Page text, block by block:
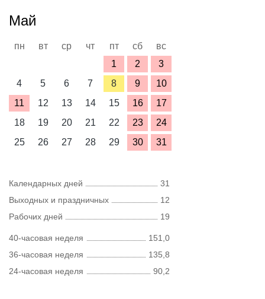
Май
пн вт ср чт пт сб
вс
1
2
3
4
5 6 7 8 9
10
11
12 13 14 15 16
17
18
19 20 21 22 23
24
25
26 27 28 29 30 31
Календарных дней
31
Выходных и праздничных
12
Рабочих дней
19
40-часовая неделя
151,0
36-часовая неделя
135,8
24-часовая неделя
90,2